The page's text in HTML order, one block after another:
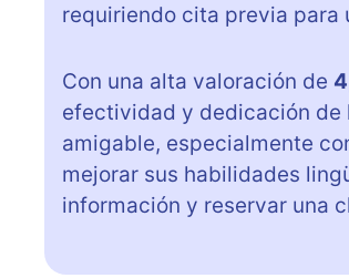
requiriendo cita previa para
Con una alta valoración de
efectividad y dedicación de
amigable, especialmente
mejorar sus habilidades
información y reservar una